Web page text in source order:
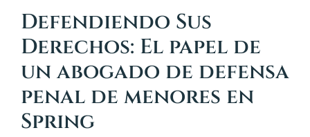
Defendiendo Sus
Derechos: El papel de
un abogado de defensa
penal de menores en
Spring